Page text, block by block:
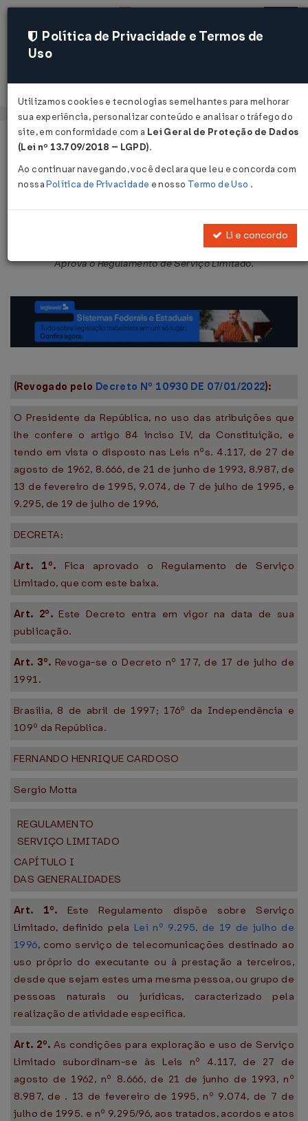
Acessar
Página Inicial Legislações
Decreto Nº 2197 DE 08/04/1997
Publicado no DOU em 9 abr 1997
Aprova o Regulamento de Serviço Limitado.
(Revogado pelo Decreto Nº 10930 DE 07/01/2022):
O Presidente da República, no uso das atribuições que
lhe confere o artigo 84 inciso IV, da Constituição, e
tendo em vista o disposto nas Leis nºs. 4.117, de 27 de
agosto de 1962, 8.666, de 21 de junho de 1993, 8.987, de
13 de fevereiro de 1995, 9.074, de 7 de julho de 1995, e
9.295, de 19 de julho de 1996,
DECRETA:
Art. 1º. Fica aprovado o Regulamento de Serviço
Limitado, que com este baixa.
Art. 2º. Este Decreto entra em vigor na data de sua
publicação.
Art. 3º. Revoga-se o Decreto nº 177, de 17 de julho de
1991.
Brasília, 8 de abril de 1997; 176º da Independência e
109º da República.
FERNANDO HENRIQUE CARDOSO
Sergio Motta
REGULAMENTO
SERVIÇO LIMITADO
CAPÍTULO I
DAS GENERALIDADES
Art. 1º. Este Regulamento dispõe sobre Serviço
Limitado, definido pela Lei nº 9.295, de 19 de julho de
1996, como serviço de telecomunicações destinado ao
uso próprio do executante ou à prestação a terceiros,
desde que sejam estes uma mesma pessoa, ou grupo de
pessoas naturais ou jurídicas, caracterizado pela
realização de atividade específica.
Art. 2º. As condições para exploração e uso de Serviço
Limitado subordinam-se às Leis nº 4.117, de 27 de
agosto de 1962, nº 8.666, de 21 de junho de 1993, nº
8.987, de . 13 de fevereiro de 1995, nº 9.074, de 7 de
julho de 1995. e nº 9.295/96, aos tratados, acordos e atos
Política de Privacidade e Termos de
Uso
Utilizamos cookies e tecnologias semelhantes para melhorar
sua experiência, personalizar conteúdo e analisar o tráfego do
site, em conformidade com a Lei Geral de Proteção de Dados
(Lei nº 13.709/2018 – LGPD).
Ao continuar navegando, você declara que leu e concorda com
nossaPolítica de Privacidade e nosso Termo de Uso .
Li e concordo